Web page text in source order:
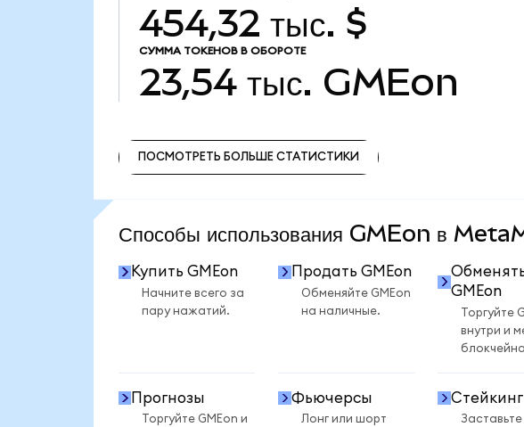
454,32 тыс. $
СУММА ТОКЕНОВ В ОБОРОТЕ
23,54 тыс. GMEon
ПОСМОТРЕТЬ БОЛЬШЕ СТАТИСТИКИ
Способы использования GMEon в
Купить GMEon
Начните всего за
пару нажатий.
Продать GMEon
Обменяйте GMEon
на наличные.
GMEon
Торгуйте
внутри и
Прогнозы
Торгуйте GMEon и
Фьючерсы
Лонг или шорт
Стейкинг